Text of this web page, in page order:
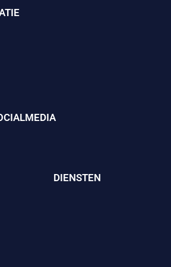
DIENSTEN